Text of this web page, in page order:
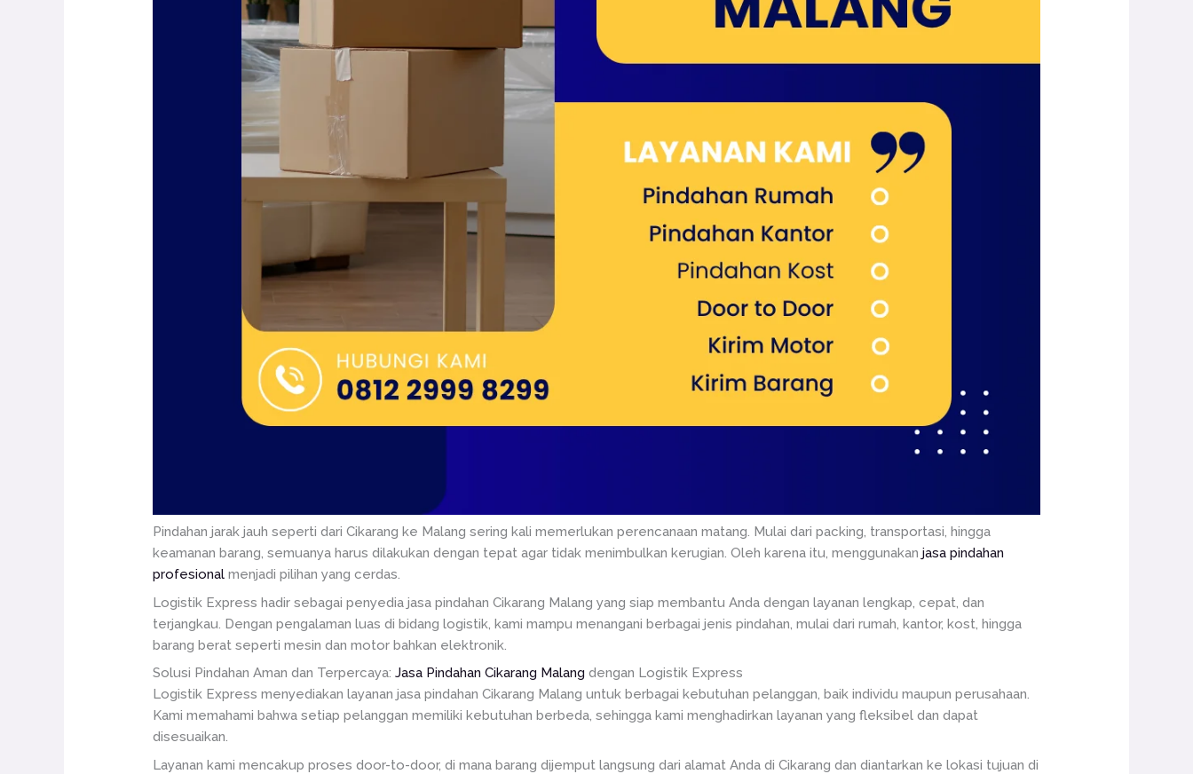
Pindahan jarak jauh seperti dari Cikarang ke Malang sering kali memerlukan perencanaan matang. Mulai dari packing, transportasi, hingga
keamanan barang, semuanya harus dilakukan dengan tepat agar tidak menimbulkan kerugian. Oleh karena itu, menggunakanjasa pindahan
profesional menjadi pilihan yang cerdas.
Logistik Express hadir sebagai penyedia jasa pindahan Cikarang Malang yang siap membantu Anda dengan layanan lengkap, cepat, dan
terjangkau. Dengan pengalaman luas di bidang logistik, kami mampu menangani berbagai jenis pindahan, mulai dari rumah, kantor, kost, hingga
barang berat seperti mesin dan motor bahkan elektronik.
Solusi Pindahan Aman dan Terpercaya:Jasa Pindahan Cikarang Malang dengan Logistik Express
Logistik Express menyediakan layanan jasa pindahan Cikarang Malang untuk berbagai kebutuhan pelanggan, baik individu maupun perusahaan.
Kami memahami bahwa setiap pelanggan memiliki kebutuhan berbeda, sehingga kami menghadirkan layanan yang fleksibel dan dapat
disesuaikan.
Layanan kami mencakup proses door-to-door, di mana barang dijemput langsung dari alamat Anda di Cikarang dan diantarkan ke lokasi tujuan di